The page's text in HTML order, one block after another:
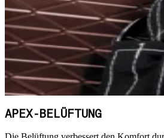
APEX-BELÜFTUNG